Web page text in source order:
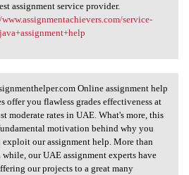
assignment service provider.
service-
Online assignment help
offer you flawless grades effectiveness at
moderate rates in UAE. What's more, this
motivation behind why you
exploit our assignment help. More than
while, our UAE assignment experts have
our projects to a great many